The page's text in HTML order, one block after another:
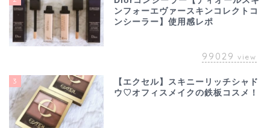
ンフォーエヴァースキンコレクトコ
ンシーラー】使用感レポ
99029 view
3
【エクセル】スキニーリッチシャド
ウ♡オフィスメイクの鉄板コスメ！